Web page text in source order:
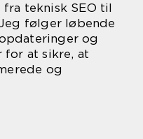
teknisk SEO til
følger løbende
og
for at sikre, at
og